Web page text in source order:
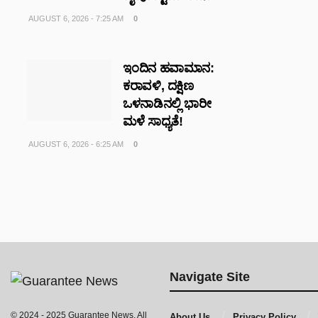
AUGUST 6, 2026 - 7:25 AM 0
ಇಂದಿನ ಹವಾಮಾನ:
ಕರಾವಳಿ, ದಕ್ಷಿಣ
ಒಳನಾಡಿನಲ್ಲಿ ಭಾರೀ
ಮಳೆ ಸಾಧ್ಯತೆ!
AUGUST 6, 2026 - 6:25 AM 0
© 2024 - 2025 Guarantee News. All
Navigate Site